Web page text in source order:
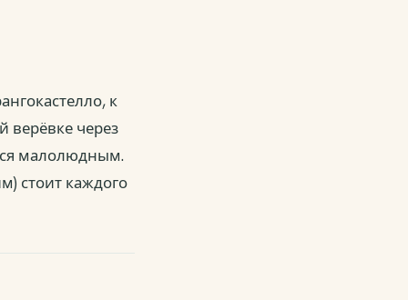
к
верёвке через
малолюдным.
стоит каждого